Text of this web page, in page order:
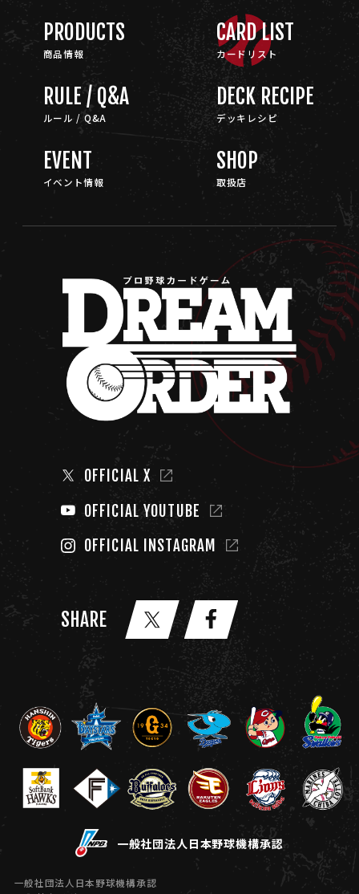
PRODUCTS
商品情報
CARD LIST
カードリスト
RULE / Q&A
ルール / Q&A
DECK RECIPE
デッキレシピ
EVENT
イベント情報
SHOP
取扱店
OFFICIAL X
OFFICIAL YOUTUBE
OFFICIAL INSTAGRAM
SHARE
一般社団法人日本野球機構承認
一般社団法人日本野球機構承認